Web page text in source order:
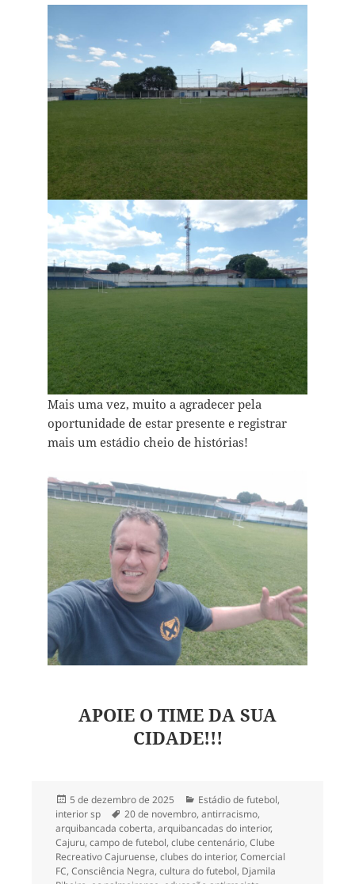
Mais uma vez, muito a agradecer pela
oportunidade de estar presente e registrar
mais um estádio cheio de histórias!
APOIE O TIME DA SUA
CIDADE!!!
Publicado
em
5 de dezembro de 2025 Categorias
Estádio de futebol,
interior sp
Tags
20 de novembro, antirracismo,
arquibancada coberta, arquibancadas do interior,
Cajuru, campo de futebol, clube centenário, Clube
Recreativo Cajuruense, clubes do interior, Comercial
FC, Consciência Negra, cultura do futebol, Djamila